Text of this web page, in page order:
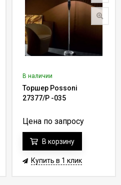
В наличии
Торшер Possoni
27377/P -035
Цена по запросу
В корзину
Купить в 1 клик